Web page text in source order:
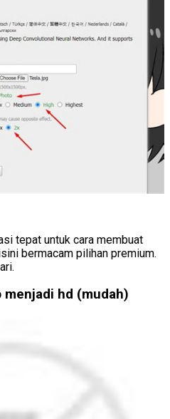
tepat untuk cara membuat
bermacam pilihan premium.
hd (mudah)